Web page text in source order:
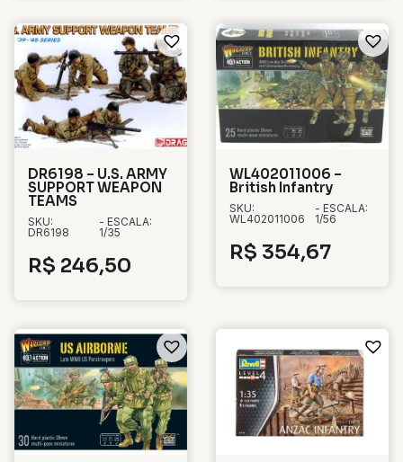
DR6198 – U.S. ARMY
SUPPORT WEAPON
TEAMS
SKU:
DR6198
- ESCALA:
1/35
R$ 246,50
WL402011006 –
British Infantry
SKU:
WL402011006
- ESCALA:
1/56
R$ 354,67